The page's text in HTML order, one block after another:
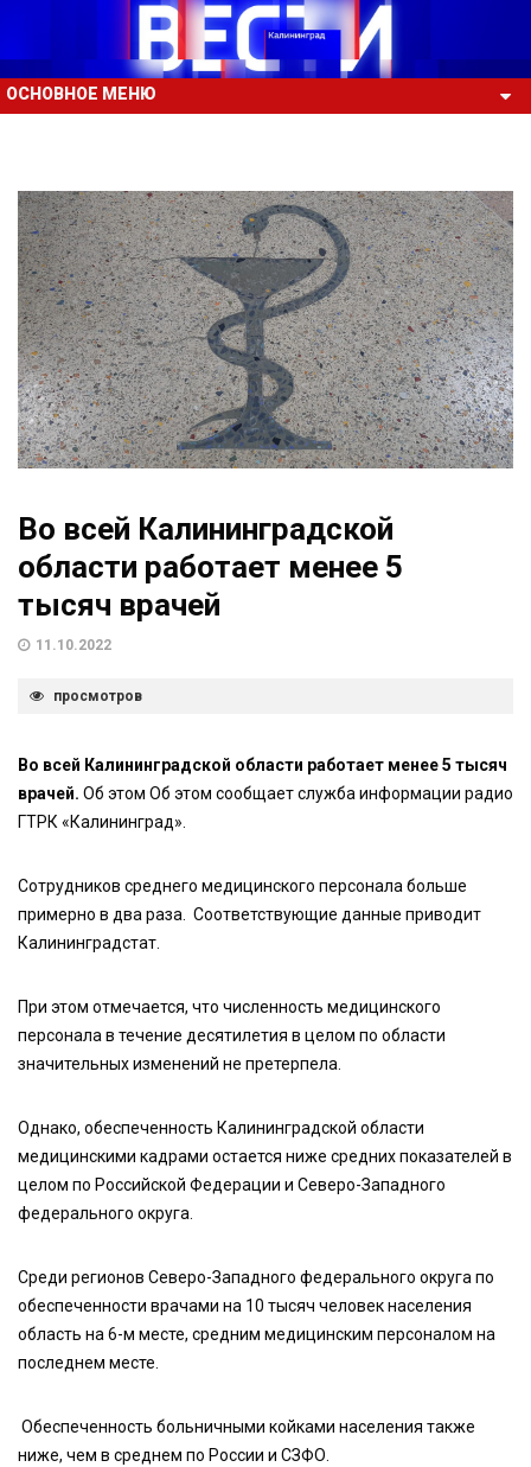
ОСНОВНОЕ МЕНЮ
Во всей Калининградской
области работает менее 5
тысяч врачей
11.10.2022
просмотров
Во всей Калининградской области работает менее 5 тысяч
врачей. Об этом Об этом сообщает служба информации радио
ГТРК «Калининград».
Сотрудников среднего медицинского персонала больше
примерно в два раза. Соответствующие данные приводит
Калининградстат.
При этом отмечается, что численность медицинского
персонала в течение десятилетия в целом по области
значительных изменений не претерпела.
Однако, обеспеченность Калининградской области
медицинскими кадрами остается ниже средних показателей в
целом по Российской Федерации и Северо-Западного
федерального округа.
Среди регионов Северо-Западного федерального округа по
обеспеченности врачами на 10 тысяч человек населения
область на 6-м месте, средним медицинским персоналом на
последнем месте.
Обеспеченность больничными койками населения также
ниже, чем в среднем по России и СЗФО.